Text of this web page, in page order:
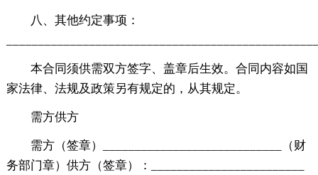
八、其他约定事项：
本合同须供需双方签字、盖章后生效。合同内容如国
家法律、法规及政策另有规定的，从其规定。
需方供方
需方（签章）____________________________（财
务部门章）供方（签章）：________________________